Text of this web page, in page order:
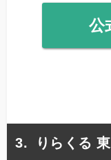
公
りらくる